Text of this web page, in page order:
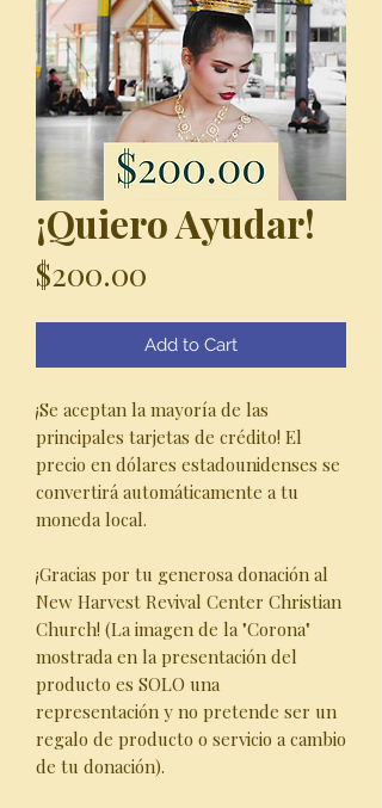
¡Quiero Ayudar!
$200.00
Add to Cart
¡Se aceptan la mayoría de las
principales tarjetas de crédito! El
precio en dólares estadounidenses se
convertirá automáticamente a tu
moneda local.
¡Gracias por tu generosa donación al
New Harvest Revival Center Christian
Church! (La imagen de la "Corona"
mostrada en la presentación del
producto es SOLO una
representación y no pretende ser un
regalo de producto o servicio a cambio
de tu donación).